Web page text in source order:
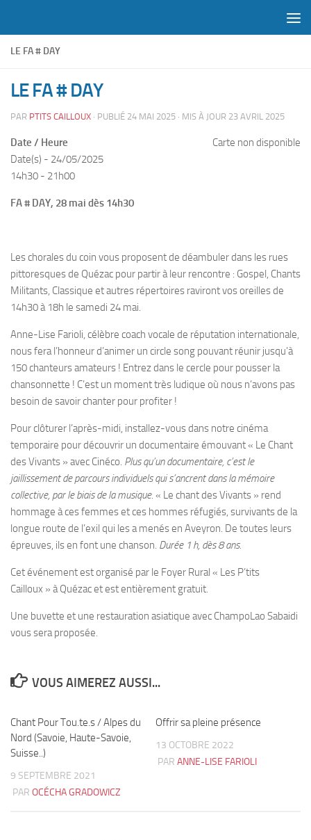
LE FA # DAY
LE FA # DAY
PAR PTITS CAILLOUX · PUBLIÉ 24 MAI 2025 · MIS À JOUR 23 AVRIL 2025
Carte non disponible
Date / Heure
Date(s) - 24/05/2025
14h30 - 21h00
FA # DAY, 28 mai dès 14h30
Les chorales du coin vous proposent de déambuler dans les rues
pittoresques de Quézac pour partir à leur rencontre : Gospel, Chants
Militants, Classique et autres répertoires raviront vos oreilles de
14h30 à 18h le samedi 24 mai.
Anne-Lise Farioli, célèbre coach vocale de réputation internationale,
nous fera l’honneur d’animer un circle song pouvant réunir jusqu’à
150 chanteurs amateurs ! Entrez dans le cercle pour pousser la
chansonnette ! C’est un moment très ludique où nous n’avons pas
besoin de savoir chanter pour profiter !
Pour clôturer l’après-midi, installez-vous dans notre cinéma
temporaire pour découvrir un documentaire émouvant « Le Chant
des Vivants » avec Cinéco. Plus qu’un documentaire, c’est le
jaillissement de parcours individuels qui s’ancrent dans la mémoire
collective, par le biais de la musique. « Le chant des Vivants » rend
hommage à ces femmes et ces hommes réfugiés, survivants de la
longue route de l’exil qui les a menés en Aveyron. De toutes leurs
épreuves, ils en font une chanson. Durée 1 h, dès 8 ans.
Cet événement est organisé par le Foyer Rural « Les P’tits
Cailloux » à Quézac et est entièrement gratuit.
Une buvette et une restauration asiatique avec ChampoLao Sabaidi
vous sera proposée.
VOUS AIMEREZ AUSSI...
Chant Pour Tou.te.s / Alpes du
Nord (Savoie, Haute-Savoie,
Suisse..)
9 SEPTEMBRE 2021
PAR OCÉCHA GRADOWICZ
Offrir sa pleine présence
13 OCTOBRE 2022
PAR ANNE-LISE FARIOLI